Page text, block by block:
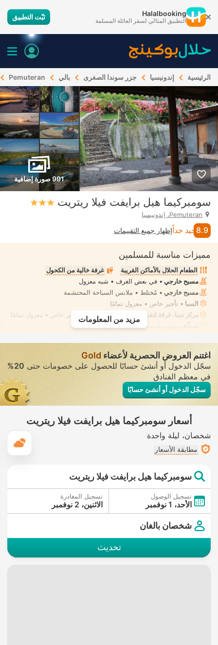
Halalbooking
التطبيق المثالي لسفر العائلة المسلمة ثبّت التطبيق
الرئيسية إندونيسيا جزر سوندا الصغرى بالي Pemuteran
991 صورة إضافية
سومبركيما هيل برايفت فيلا ريتريت
Pemuteran، إندونيسيا
8.9 جيد جداًإظهار جميع التقييمات
مميزات مناسبة للمسلمين
الطعام الحلال بالأماكن القريبة
غرفة خالية من الكحول
مسبح خارجي • في بعض الغرف • شبه معزول
مسبح خارجي • مُختلط • ملابس السباحة المحتشمة
السبا • تأجير خاص • معزول تمامًا
مركز سبا، غرفة لتقديم علاجات السبا، تدليك
• تأجير خاص • معزول تمامًا
• في جميع الغرف
مزيد من المعلومات
اغتنم العروض الحصرية لأعضاء Gold
سجّل الدخول أو أنشئ حسابًا للحصول على خصومات حتى20%
في معظم الفنادق
سجّل الدخول أو أنشئ حسابًا
أسعار سومبركيما هيل برايفت فيلا ريتريت
شخصان ليلة واحدة
مطابقة الأسعار
سومبركيما هيل برايفت فيلا ريتريت
تسجيل الوصول
الأحد، 1 نوفمبر
تسجيل المغادرة
الاثنين، 2 نوفمبر
شخصان بالغان
تحديث